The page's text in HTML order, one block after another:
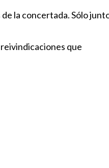
la concertada. Sólo
que